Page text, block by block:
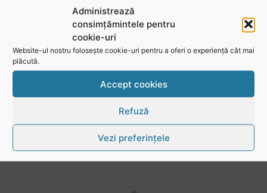
Administrează
consimțămintele pentru
cookie-uri
Website-ul nostru folosește cookie-uri pentru a oferi o experiență cât mai
plăcută.
Accept cookies
Refuză
Vezi preferințele
Vezi toate videoclipurile